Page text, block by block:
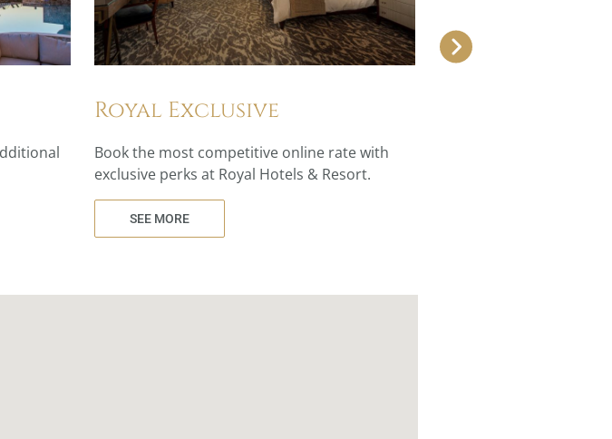
Royal Exclusive
Book the most competitive online rate with
exclusive perks at Royal Hotels & Resort.
SEE MORE